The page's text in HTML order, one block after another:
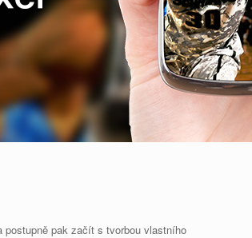
pak začít s tvorbou vlastního